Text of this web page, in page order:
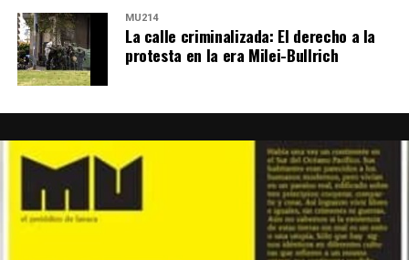
MU214
La calle criminalizada: El derecho a la
protesta en la era Milei-Bullrich